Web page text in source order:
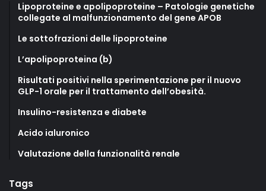
Lipoproteine e apolipoproteine – Patologie genetiche
collegate al malfunzionamento del gene APOB
Le sottofrazioni delle lipoproteine
L’apolipoproteina (b)
Risultati positivi nella sperimentazione per il nuovo
GLP-1 orale per il trattamento dell’obesità.
Insulino-resistenza e diabete
Acido ialuronico
Valutazione della funzionalità renale
Tags